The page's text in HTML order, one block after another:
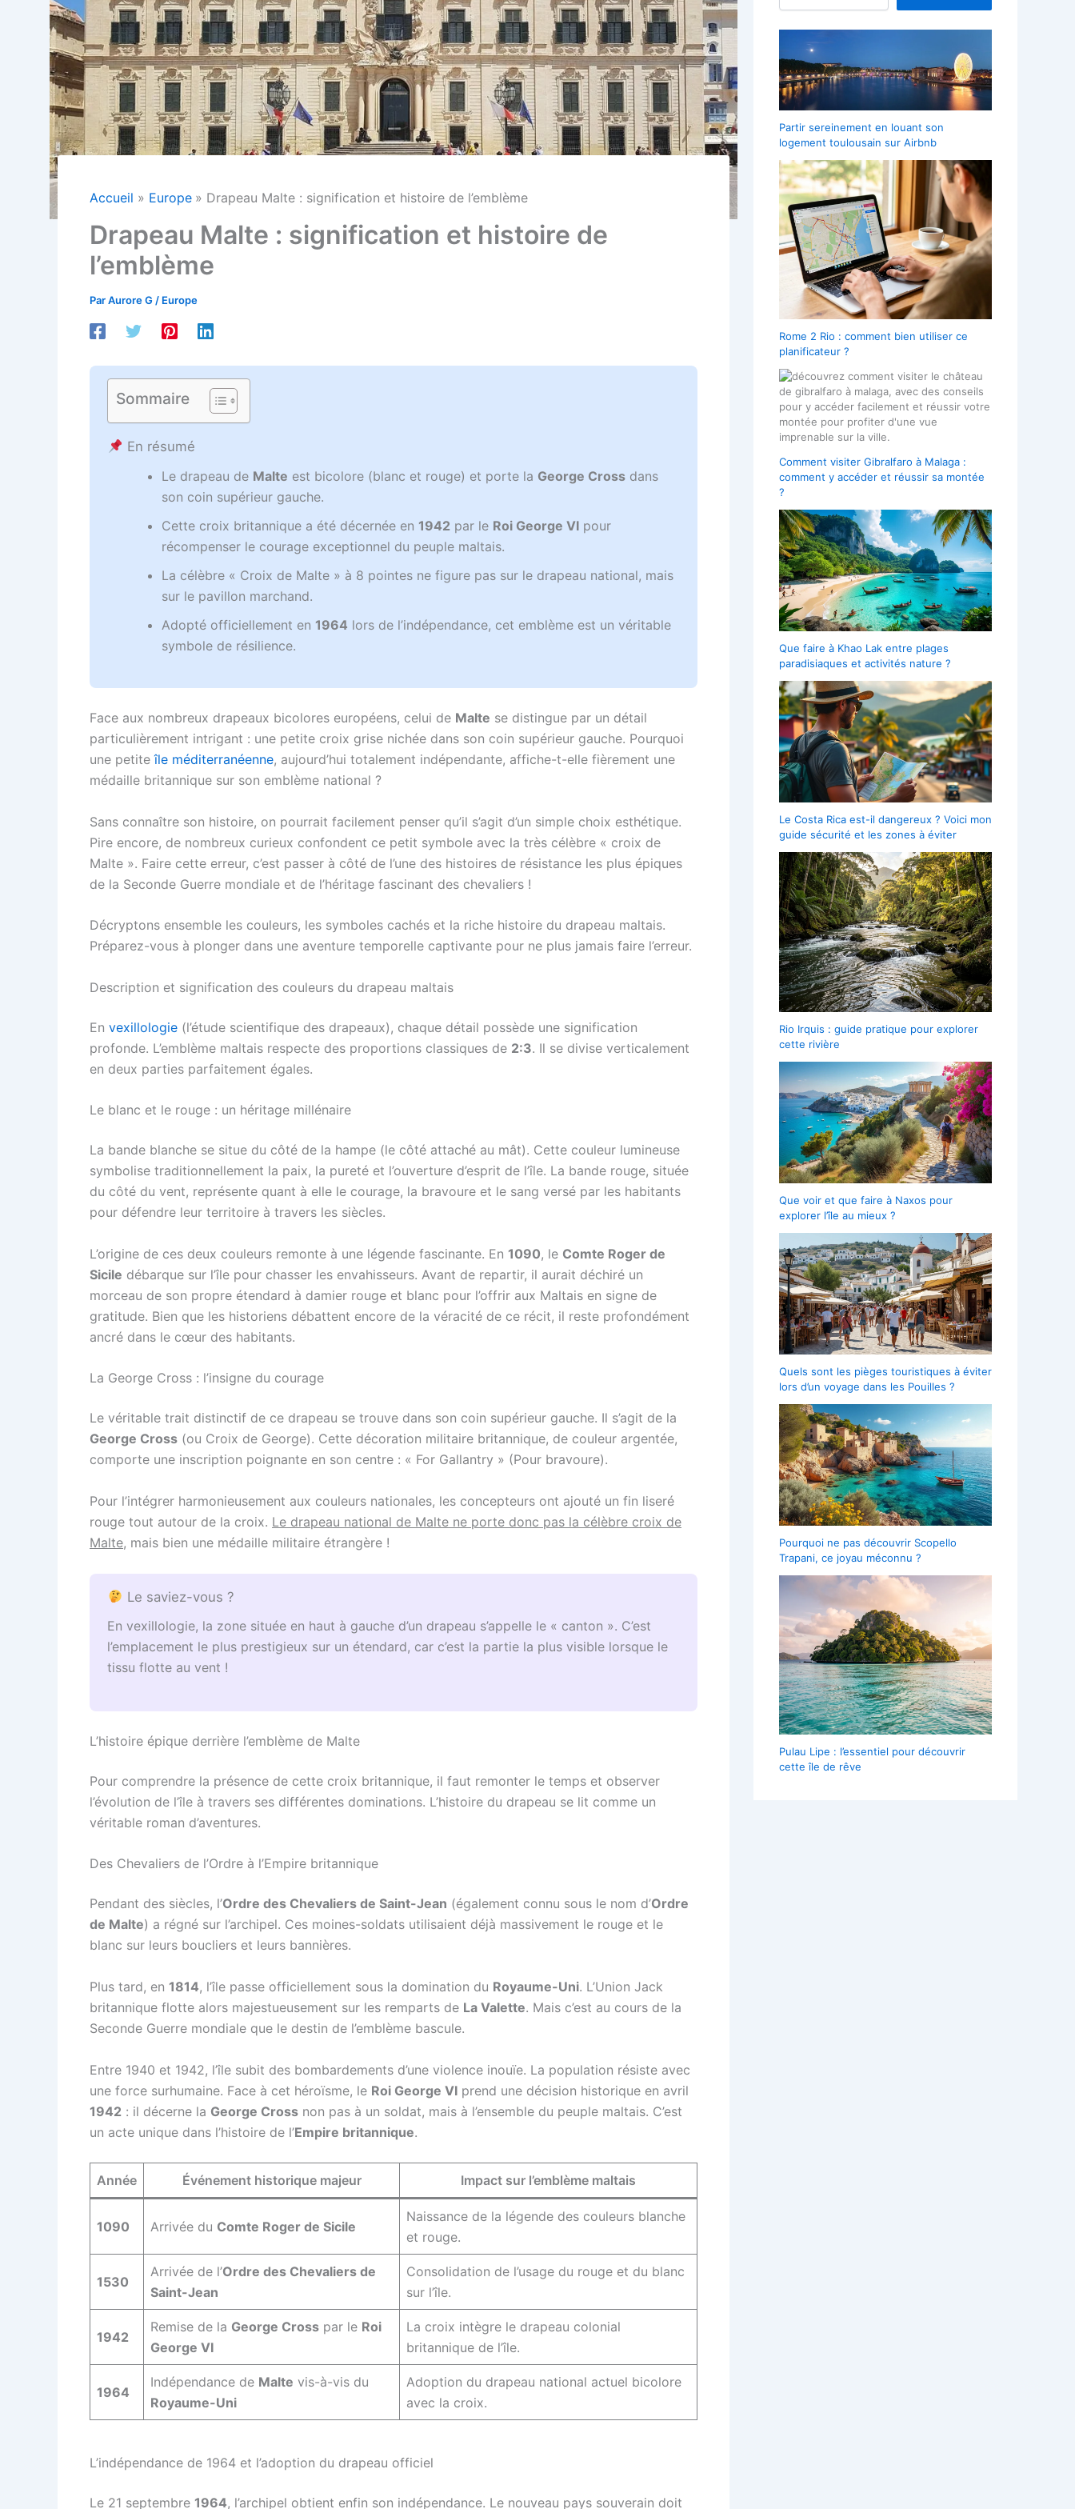
Accueil Europe Drapeau Malte : signification et histoire de l’emblème
Drapeau Malte : signification et histoire de
l’emblème
ParAurore G / Europe
Sommaire
En résumé
Le drapeau de Malte est bicolore (blanc et rouge) et porte la George Cross dans
son coin supérieur gauche.
Cette croix britannique a été décernée en1942 par le Roi George VI pour
récompenser le courage exceptionnel du peuple maltais.
La célèbre « Croix de Malte » à 8 pointes ne figure pas sur le drapeau national, mais
sur le pavillon marchand.
Adopté officiellement en1964 lors de l’indépendance, cet emblème est un véritable
symbole de résilience.
Face aux nombreux drapeaux bicolores européens, celui de Malte se distingue par un détail
particulièrement intrigant : une petite croix grise nichée dans son coin supérieur gauche. Pourquoi
une petiteîle méditerranéenne, aujourd’hui totalement indépendante, affiche-t-elle fièrement une
médaille britannique sur son emblème national ?
Sans connaître son histoire, on pourrait facilement penser qu’il s’agit d’un simple choix esthétique.
Pire encore, de nombreux curieux confondent ce petit symbole avec la très célèbre « croix de
Malte ». Faire cette erreur, c’est passer à côté de l’une des histoires de résistance les plus épiques
de la Seconde Guerre mondiale et de l’héritage fascinant des chevaliers !
Décryptons ensemble les couleurs, les symboles cachés et la riche histoire du drapeau maltais.
Préparez-vous à plonger dans une aventure temporelle captivante pour ne plus jamais faire l’erreur.
Description et signification des couleurs du drapeau maltais
En vexillologie (l’étude scientifique des drapeaux), chaque détail possède une signification
profonde. L’emblème maltais respecte des proportions classiques de 2:3. Il se divise verticalement
en deux parties parfaitement égales.
Le blanc et le rouge : un héritage millénaire
La bande blanche se situe du côté de la hampe (le côté attaché au mât). Cette couleur lumineuse
symbolise traditionnellement la paix, la pureté et l’ouverture d’esprit de l’île. La bande rouge, située
du côté du vent, représente quant à elle le courage, la bravoure et le sang versé par les habitants
pour défendre leur territoire à travers les siècles.
L’origine de ces deux couleurs remonte à une légende fascinante. En 1090, le Comte Roger de
Sicile débarque sur l’île pour chasser les envahisseurs. Avant de repartir, il aurait déchiré un
morceau de son propre étendard à damier rouge et blanc pour l’offrir aux Maltais en signe de
gratitude. Bien que les historiens débattent encore de la véracité de ce récit, il reste profondément
ancré dans le cœur des habitants.
La George Cross : l’insigne du courage
Le véritable trait distinctif de ce drapeau se trouve dans son coin supérieur gauche. Il s’agit de la
George Cross (ou Croix de George). Cette décoration militaire britannique, de couleur argentée,
comporte une inscription poignante en son centre : « For Gallantry » (Pour bravoure).
Pour l’intégrer harmonieusement aux couleurs nationales, les concepteurs ont ajouté un fin liseré
rouge tout autour de la croix. Le drapeau national de Malte ne porte donc pas la célèbre croix de
Malte, mais bien une médaille militaire étrangère !
Le saviez-vous ?
En vexillologie, la zone située en haut à gauche d’un drapeau s’appelle le « canton ». C’est
l’emplacement le plus prestigieux sur un étendard, car c’est la partie la plus visible lorsque le
tissu flotte au vent !
L’histoire épique derrière l’emblème de Malte
Pour comprendre la présence de cette croix britannique, il faut remonter le temps et observer
l’évolution de l’île à travers ses différentes dominations. L’histoire du drapeau se lit comme un
véritable roman d’aventures.
Des Chevaliers de l’Ordre à l’Empire britannique
Pendant des siècles, l’Ordre des Chevaliers de Saint-Jean (également connu sous le nom d’Ordre
de Malte) a régné sur l’archipel. Ces moines-soldats utilisaient déjà massivement le rouge et le
blanc sur leurs boucliers et leurs bannières.
Plus tard, en 1814, l’île passe officiellement sous la domination du Royaume-Uni. L’Union Jack
britannique flotte alors majestueusement sur les remparts de La Valette. Mais c’est au cours de la
Seconde Guerre mondiale que le destin de l’emblème bascule.
Entre 1940 et 1942, l’île subit des bombardements d’une violence inouïe. La population résiste avec
une force surhumaine. Face à cet héroïsme, le Roi George VI prend une décision historique en avril
1942 : il décerne la George Cross non pas à un soldat, mais à l’ensemble du peuple maltais. C’est
un acte unique dans l’histoire de l’Empire britannique.
Année Événement historique majeur Impact sur l’emblème maltais
1090 Arrivée du Comte Roger de Sicile
Naissance de la légende des couleurs blanche
et rouge.
1530
Arrivée de l’Ordre des Chevaliers de
Saint-Jean
Consolidation de l’usage du rouge et du blanc
sur l’île.
1942
Remise de la George Cross par le Roi
George VI
La croix intègre le drapeau colonial
britannique de l’île.
1964
Indépendance de Malte vis-à-vis du
Royaume-Uni
Adoption du drapeau national actuel bicolore
avec la croix.
L’indépendance de 1964 et l’adoption du drapeau officiel
Le 21 septembre 1964, l’archipel obtient enfin son indépendance. Le nouveau pays souverain doit
Partir sereinement en louant son
logement toulousain sur Airbnb
Rome 2 Rio : comment bien utiliser ce
planificateur ?
Comment visiter Gibralfaro à Malaga :
comment y accéder et réussir sa montée
?
Que faire à Khao Lak entre plages
paradisiaques et activités nature ?
Le Costa Rica est-il dangereux ? Voici mon
guide sécurité et les zones à éviter
Rio Irquis : guide pratique pour explorer
cette rivière
Que voir et que faire à Naxos pour
explorer l’île au mieux ?
Quels sont les pièges touristiques à éviter
lors d’un voyage dans les Pouilles ?
Pourquoi ne pas découvrir Scopello
Trapani, ce joyau méconnu ?
Pulau Lipe : l’essentiel pour découvrir
cette île de rêve